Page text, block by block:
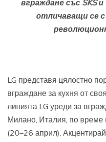
вграждане със SKS и
отличаващи се
LG представя цялостно
вграждане за кухня от
линията LG уреди за
Милано, Италия, по
(20–26 април).